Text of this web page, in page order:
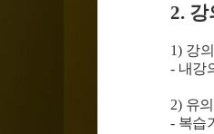
2. 강
1) 강의
- 내강
2) 유
- 복습